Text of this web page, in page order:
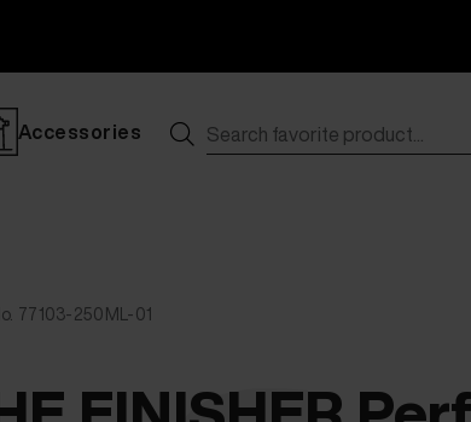
Accessories
77103-250ML-01